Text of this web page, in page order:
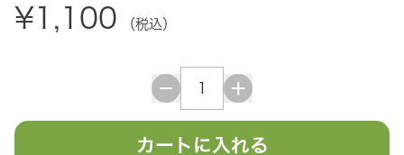
¥1,100 （税込）
カートに入れる